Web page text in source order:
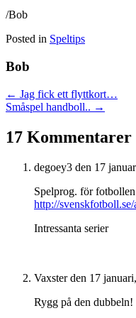
/Bob
Posted in Speltips
Bob
Posts
navigation
← Jag fick ett flyttkort…
Småspel handboll.. →
17 Kommentarer
degoey3 den 17
Spelprog. för
http://
Intressanta serier
Vaxster den 17
Rygg på den dubbeln!